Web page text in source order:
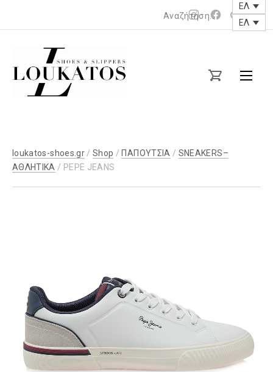
Νέο
παράθυρο
Νέο
παράθυρο
ΕΛ
ΕΛ
loukatos-
shoes.gr
loukatos-shoes.gr/Shop / ΠΑΠΟΥΤΣΙΑ / SNEAKERS–
ΑΘΛΗΤΙΚΑ / PEPE JEANS